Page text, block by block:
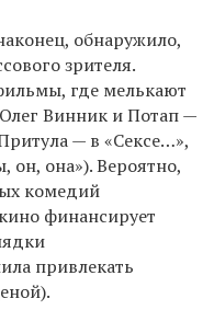
обнаружило,
зрителя.
где мелькают
Винник и Потап —
— в «Сексе…»,
он, она»). Вероятно,
комедий
финансирует
привлекать